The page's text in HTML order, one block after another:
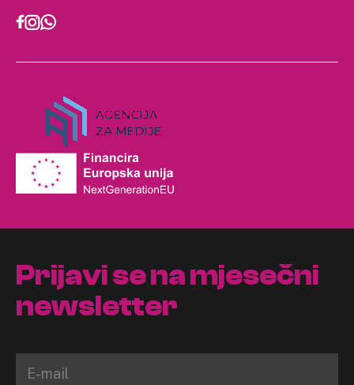
Prijavi se na mjesečni
newsletter